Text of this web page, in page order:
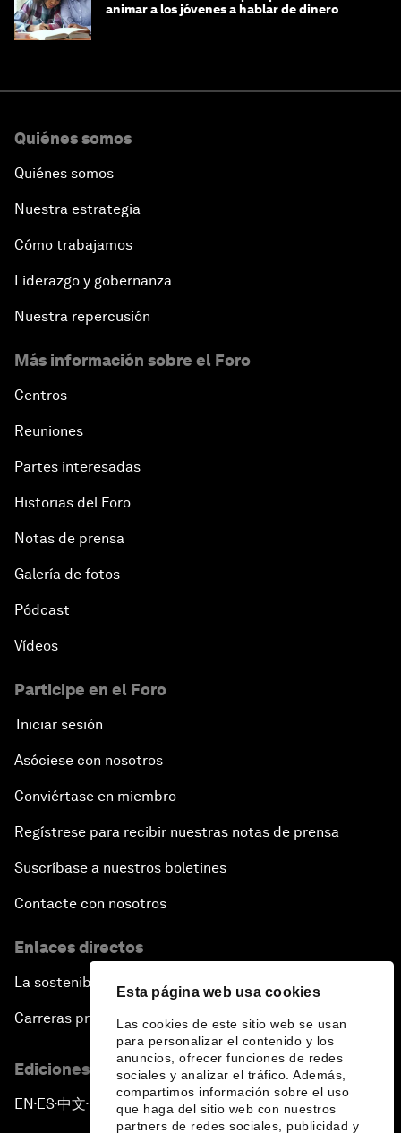
Esta página web usa cookies
Las cookies de este sitio web se usan
para personalizar el contenido y los
anuncios, ofrecer funciones de redes
sociales y analizar el tráfico. Además,
compartimos información sobre el uso
que haga del sitio web con nuestros
partners de redes sociales, publicidad y
animar a los jóvenes a hablar de dinero
Quiénes somos
Quiénes somos
Nuestra estrategia
Cómo trabajamos
Liderazgo y gobernanza
Nuestra repercusión
Más información sobre el Foro
Centros
Reuniones
Partes interesadas
Historias del Foro
Notas de prensa
Galería de fotos
Pódcast
Vídeos
Participe en el Foro
Iniciar sesión
Asóciese con nosotros
Conviértase en miembro
Regístrese para recibir nuestras notas de prensa
Suscríbase a nuestros boletines
Contacte con nosotros
Enlaces directos
La sostenibilidad en el Foro
Carreras profesionales
Ediciones en otros idiomas
EN ▪ ES▪中文▪ 日本語